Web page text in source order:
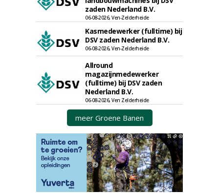
zaden Nederland B.V.
06-08-2026, Ven-Zelderheide
Kasmedewerker (fulltime) bij
DSV zaden Nederland B.V.
06-08-2026, Ven-Zelderheide
Allround
magazijnmedewerker
(fulltime) bij DSV zaden
Nederland B.V.
06-08-2026, Ven Zelderheide
meer Groene Banen